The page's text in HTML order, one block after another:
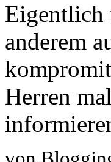
Eigentlich
anderem
Herren